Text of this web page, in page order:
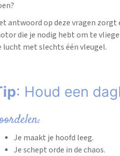
antwoord op deze vragen
die je nodig hebt om te
lucht met slechts één vleugel.
: Houd een
Je maakt je hoofd leeg.
Je schept orde in de chaos.